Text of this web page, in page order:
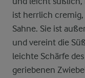
ist herrlich
Sahne. Sie ist
und vereint die
leichte Schärfe
geriebenen